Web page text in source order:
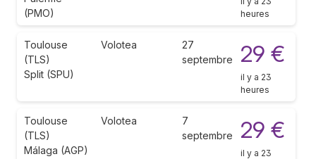
(PMO)
heures
Toulouse
(TLS)
Split (SPU)
Volotea
27
septembre
29 €
il y a 23
heures
Toulouse
(TLS)
Málaga (AGP)
Volotea
7
septembre
29 €
il y a 23